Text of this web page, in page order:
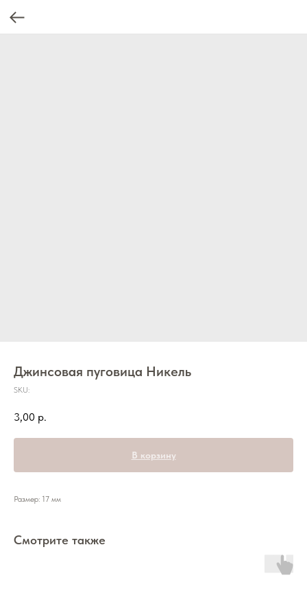
Джинсовая пуговица Никель
SKU:
3,00 р.
В корзину
Размер: 17 мм
Смотрите также